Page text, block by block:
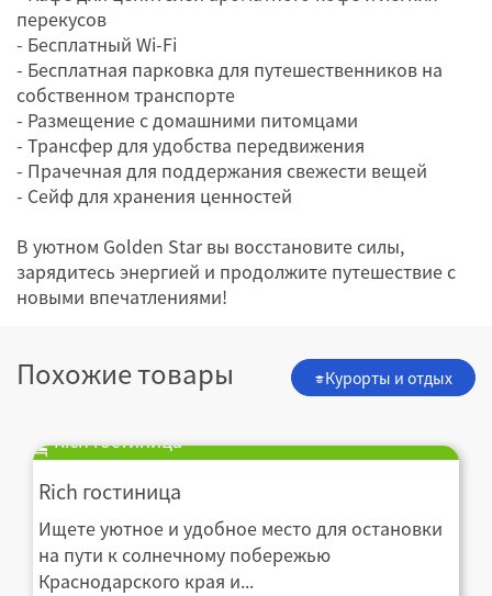
перекусов
- Бесплатный Wi-Fi
- Бесплатная парковка для путешественников на
собственном транспорте
- Размещение с домашними питомцами
- Трансфер для удобства передвижения
- Прачечная для поддержания свежести вещей
- Сейф для хранения ценностей
В уютном Golden Star вы восстановите силы,
зарядитесь энергией и продолжите путешествие с
новыми впечатлениями!
Похожие товары Курорты и отдых
Rich гостиница
Rich гостиница
Ищете уютное и удобное место для остановки
на пути к солнечному побережью
Краснодарского края и...